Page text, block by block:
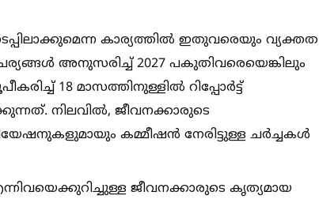
കാര്യത്തില്‍ ഇതുവരെയും വ്യക്തത
അനുസരിച്ച്‌ 2027 പകുതിവരെയെങ്കിലും
18 മാസത്തിനുള്ളില്‍ റിപ്പോർട്ട്
നിലവില്‍, ജീവനക്കാരുടെ
കമ്മീഷൻ നേരിട്ടുള്ള ചർച്ചകള്‍
ജീവനക്കാരുടെ കൃത്യമായ